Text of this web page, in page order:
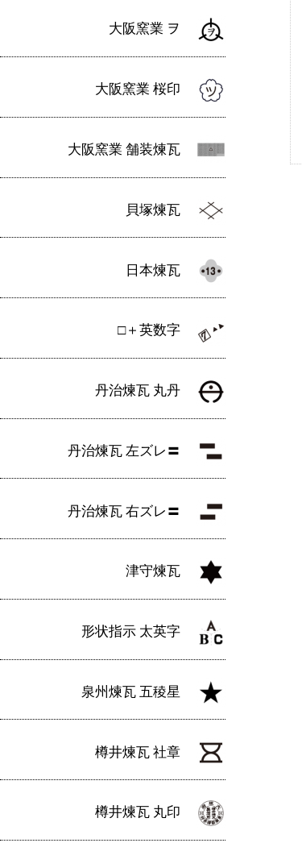
大阪窯業 ヲ
大阪窯業 桜印
大阪窯業 舗装煉瓦
貝塚煉瓦
日本煉瓦
□＋英数字
丹治煉瓦 丸丹
丹治煉瓦 左ズレ〓
丹治煉瓦 右ズレ〓
津守煉瓦
形状指示 太英字
泉州煉瓦 五稜星
樽井煉瓦 社章
樽井煉瓦 丸印